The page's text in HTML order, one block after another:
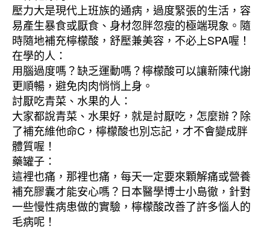
壓力大是現代上班族的通病，過度緊張的生活，容
易產生暴食或厭食、身材忽胖忽瘦的極端現象。隨
時隨地補充檸檬酸，舒壓兼美容，不必上SPA喔！
在學的人：
用腦過度嗎？缺乏運動嗎？檸檬酸可以讓新陳代謝
更順暢，避免肉肉悄悄上身。
討厭吃青菜、水果的人：
大家都說青菜、水果好，就是討厭吃，怎麼辦？除
了補充維他命C，檸檬酸也別忘記，才不會變成胖
體質喔！
藥罐子：
這裡也痛，那裡也痛，每天一定要來顆解痛或營養
補充膠囊才能安心嗎？日本醫學博士小島徹，針對
一些慢性病患做的實驗，檸檬酸改善了許多惱人的
毛病呢！